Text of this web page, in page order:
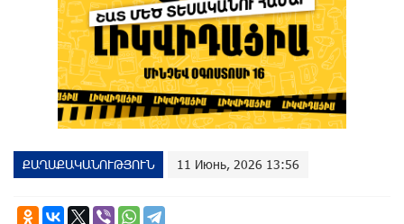
ՔԱՂԱՔԱԿԱՆՈՒԹՅՈՒՆ 11 Июнь, 2026 13:56